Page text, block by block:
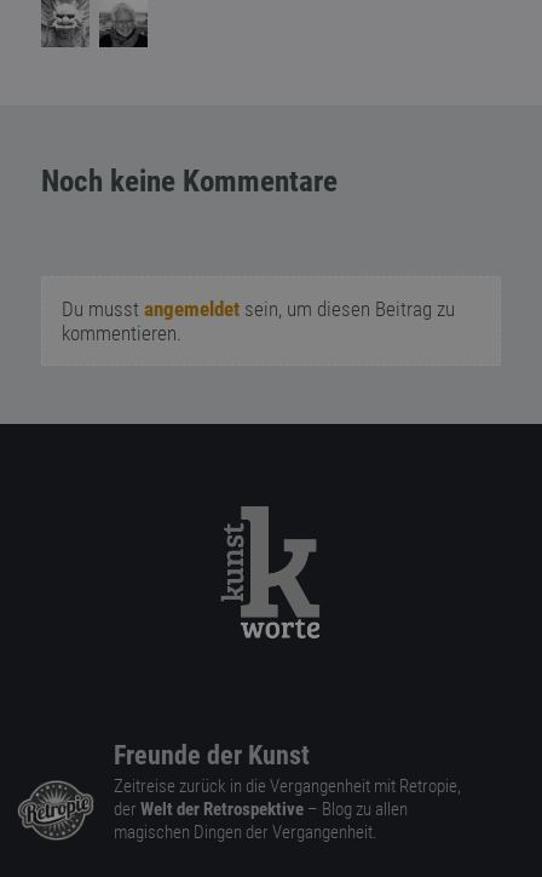
Noch keine Kommentare
Du musst angemeldetsein, um diesen Beitrag zu
kommentieren.
Freunde der Kunst
Zeitreise zurück in die Vergangenheit mit Retropie,
der Welt der Retrospektive – Blog zu allen
magischen Dingen der Vergangenheit.